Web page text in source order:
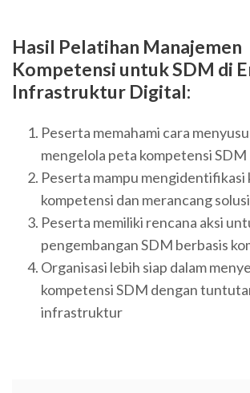
Hasil Pelatihan Manajemen
Kompetensi untuk SDM di
Infrastruktur Digital:
Peserta memahami cara
mengelola peta kompetensi SDM
Peserta mampu mengidentifikasi
kompetensi dan merancang
Peserta memiliki rencana aksi
pengembangan SDM berbasis
Organisasi lebih siap dalam
kompetensi SDM dengan
infrastruktur